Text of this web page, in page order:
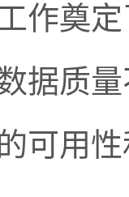
作奠
据质
可用